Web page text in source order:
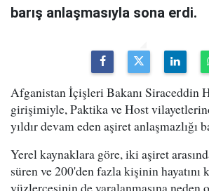
barış anlaşmasıyla sona erdi.
Afganistan İçişleri Bakanı Siraceddin
girişimiyle, Paktika ve Host
yıldır devam eden aşiret anlaşmazlığı
Yerel kaynaklara göre, iki aşiret
süren ve 200'den fazla kişinin hayatını
yüzlercesinin de yaralanmasına neden